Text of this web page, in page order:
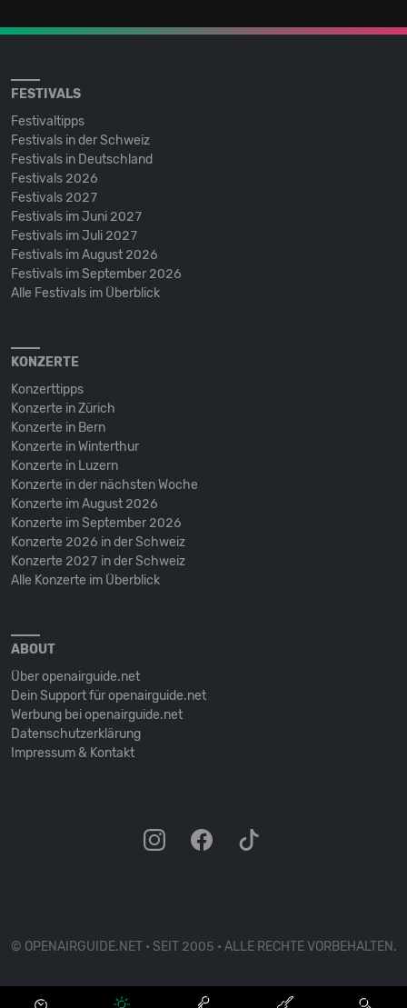
FESTIVALS
Festivaltipps
Festivals in der Schweiz
Festivals in Deutschland
Festivals 2026
Festivals 2027
Festivals im Juni 2027
Festivals im Juli 2027
Festivals im August 2026
Festivals im September 2026
Alle Festivals im Überblick
KONZERTE
Konzerttipps
Konzerte in Zürich
Konzerte in Bern
Konzerte in Winterthur
Konzerte in Luzern
Konzerte in der nächsten Woche
Konzerte im August 2026
Konzerte im September 2026
Konzerte 2026 in der Schweiz
Konzerte 2027 in der Schweiz
Alle Konzerte im Überblick
ABOUT
Über openairguide.net
Dein Support für openairguide.net
Werbung bei openairguide.net
Datenschutz­erklärung
Impressum & Kontakt
© OPENAIRGUIDE.NET • SEIT 2005 • ALLE RECHTE VORBEHALTEN.